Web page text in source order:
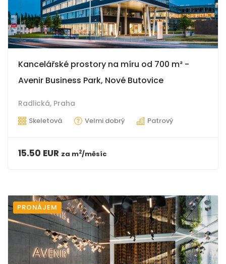
Kancelářské prostory na míru od 700 m² -
Avenir Business Park, Nové Butovice
Radlická, Praha
Skeletová Velmi dobrý Patrový
15.50 EUR za m2/měsíc
PRONÁJEM